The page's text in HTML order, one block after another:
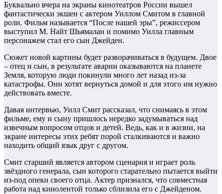
Буквально вчера на экраны кинотеатров России вышел
фантастически экшен с актером Уиллом Смитом в главной
роли. Фильм называется “После нашей эры”, режиссером
выступил М. Найт Шьямалан и помимо Уилла главным
персонажем стал его сын Джейден.
Сюжет новой картины будет разворачиваться в будущем. Двое
– отец и сын, в результате аварии оказываются на планете
Земля, которую люди покинули много лет назад из-за
катастрофы. Они хотят вернуться домой и для этого им нужно
действовать вместе.
Давая интервью, Уилл Смит рассказал, что снимаясь в этом
фильме, ему и сыну пришлось нередко задумываться над
извечным вопросом отцов и детей. Ведь, как и в жизни, на
экране интересы этих ребят порой сталкиваются и важно
находить общий язык друг с другом.
Смит старший является автором сценария и играет роль
звёздного генерала, сын которого старательно пытается выйти
из-под опеки своего отца. Актер признался, что совместная
работа над кинолентой только сблизила его с Джейденом.